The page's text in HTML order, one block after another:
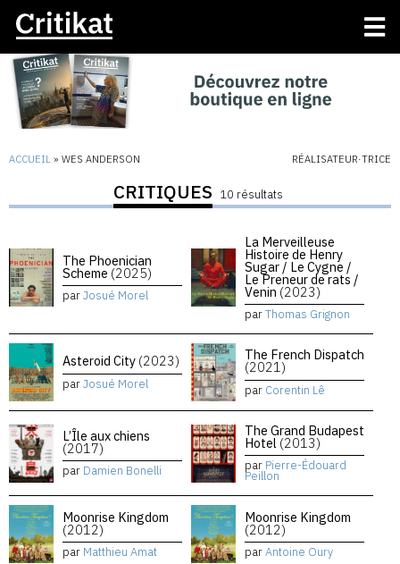
ACCUEIL » WES ANDERSON RÉALISATEUR·TRICE
CRITIQUES 10 résultats
The Phoenician
Scheme (2025)
parJosué Morel
La Merveilleuse
Histoire de Henry
Sugar / Le Cygne /
Le Preneur de rats /
Venin (2023)
parThomas Grignon
Asteroid City (2023)
parJosué Morel
The French Dispatch
(2021)
par Corentin Lê
L’Île aux chiens
(2017)
par Damien Bonelli
The Grand Budapest
Hotel (2013)
par Pierre-Édouard
Peillon
Moonrise Kingdom
(2012)
par Matthieu Amat
Moonrise Kingdom
(2012)
parAntoine Oury